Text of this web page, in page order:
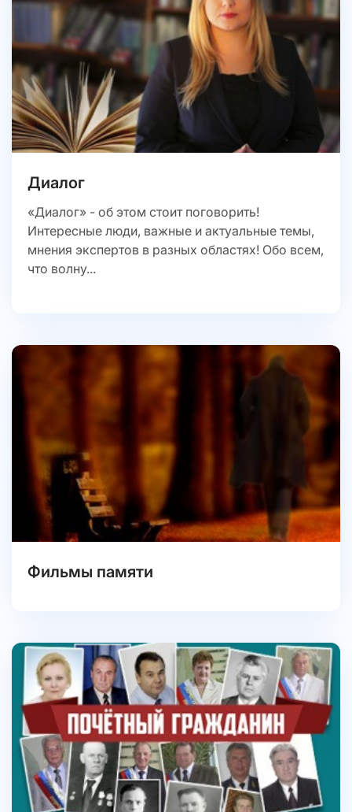
Диалог
«Диалог» - об этом стоит поговорить!
Интересные люди, важные и актуальные темы,
мнения экспертов в разных областях! Обо всем,
что волну...
Фильмы памяти